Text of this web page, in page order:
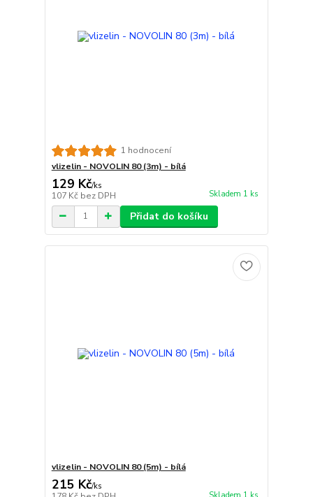
1 hodnocení
vlizelin - NOVOLIN 80 (3m) - bílá
129 Kč/ks
107 Kč bez DPH Skladem 1 ks
Přidat do košíku
vlizelin - NOVOLIN 80 (5m) - bílá
215 Kč/ks